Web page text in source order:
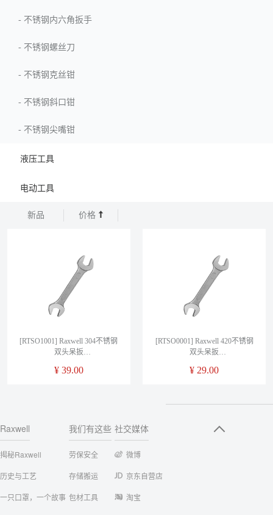
- 不锈钢内六角扳手
- 不锈钢螺丝刀
- 不锈钢克丝钳
- 不锈钢斜口钳
- 不锈钢尖嘴钳
液压工具
电动工具
新品 价格
[RTSO1001] Raxwell 304不锈钢
双头呆扳
格：1把
¥ 39.00
[RTSO0001] Raxwell 420不锈钢
双头呆扳
格：1把
¥ 29.00
Raxwell
揭秘Raxwell
历史与工艺
一只口罩，一个故事
我们有这些
劳保安全
存储搬运
包材工具
社交媒体
微博
京东自营店
淘宝